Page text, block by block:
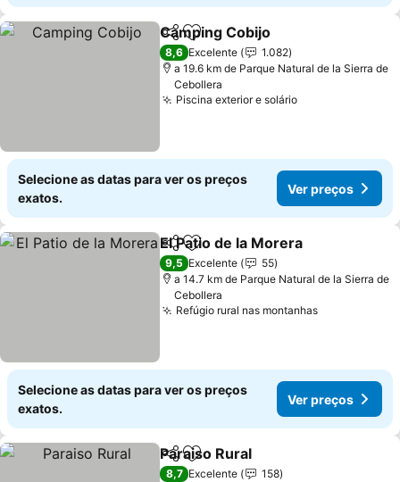
PartilharAdicionar aos favoritos
Camping Cobijo
8,6 Excelente
1.082
a 19.6 km de Parque Natural de la Sierra de
Cebollera
Piscina exterior e solário
Selecione as datas para ver os preços
exatos.
Ver preços
PartilharAdicionar aos favoritos
El Patio de la Morera
9,5 Excelente
55
a 14.7 km de Parque Natural de la Sierra de
Cebollera
Refúgio rural nas montanhas
Selecione as datas para ver os preços
exatos.
Ver preços
PartilharAdicionar aos favoritos
Paraiso Rural
8,7 Excelente
158